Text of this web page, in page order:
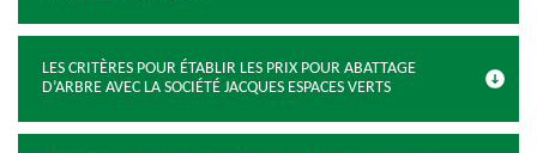
LES CRITÈRES POUR ÉTABLIR LES PRIX POUR ABATTAGE
D’ARBRE AVEC LA SOCIÉTÉ JACQUES ESPACES VERTS